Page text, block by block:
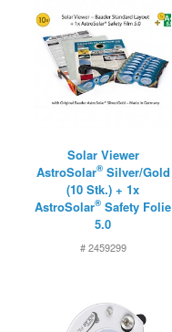
Solar Viewer
AstroSolar®Silver/Gold
(10 Stk.) + 1x
AstroSolar® Safety Folie
5.0
# 2459299